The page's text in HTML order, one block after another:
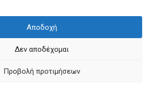
Αποδοχή
Δεν αποδέχομαι
Προβολή προτιμήσεων
Δίκτυο Καθηγητών, 2013-2026. All
Reserved. Website by